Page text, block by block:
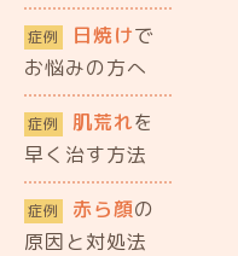
症例 日焼けで
お悩みの方へ
症例 肌荒れを
早く治す方法
症例 赤ら顔の
原因と対処法